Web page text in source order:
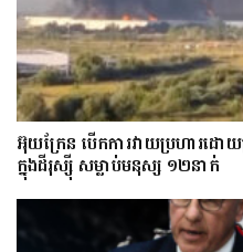
អ៊ុយក្រែន បើកការវាយប្រហារដ
ក្នុងដីរុស្ស៊ី សម្លាប់មនុស្ស ១២នាក់